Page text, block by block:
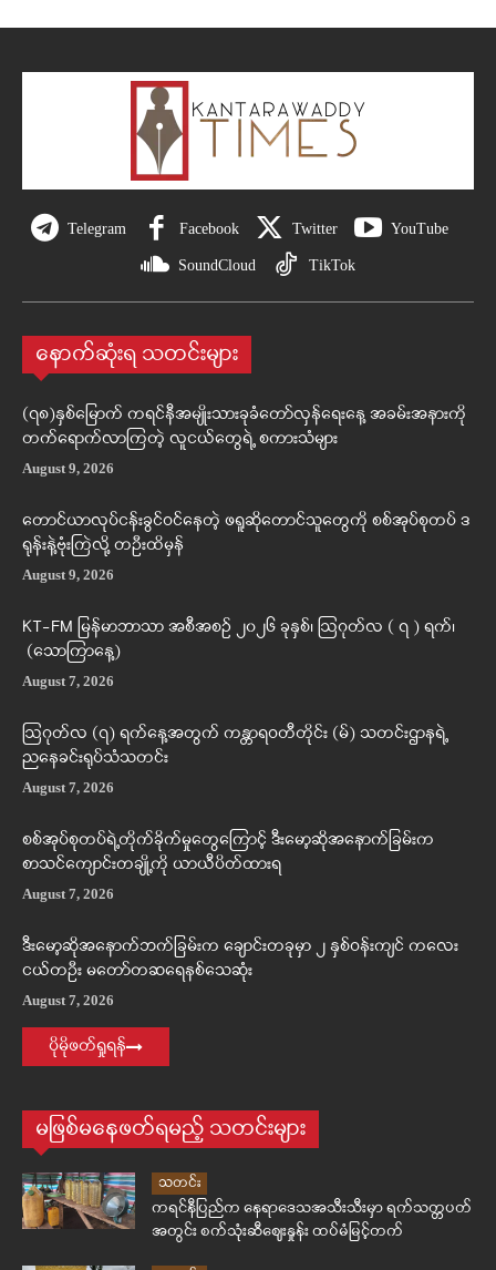
Telegram Facebook Twitter YouTube
SoundCloud TikTok
နောက်ဆုံးရ သတင်းများ
(၇၈)နှစ်မြောက် ကရင်နီအမျိုးသားခုခံတော်လှန်ရေးနေ့ အခမ်းအနားကို
တက်ရောက်လာကြတဲ့ လူငယ်တွေရဲ့ စကားသံများ
August 9, 2026
တောင်ယာလုပ်ငန်းခွင်ဝင်နေတဲ့ ဖရူဆိုတောင်သူတွေကို စစ်အုပ်စုတပ် ဒ
ရုန်းနဲ့ဗုံးကြဲလို့ တဦးထိမှန်
August 9, 2026
KT-FM မြန်မာဘာသာ အစီအစဉ် ၂၀၂၆ ခုနှစ်၊ ဩဂုတ်လ ( ၇ ) ရက်၊
(သောကြာနေ့)
August 7, 2026
ဩဂုတ်လ (၇) ရက်နေ့အတွက် ကန္တာရဝတီတိုင်း (မ်) သတင်းဌာနရဲ့
ညနေခင်းရုပ်သံသတင်း
August 7, 2026
စစ်အုပ်စုတပ်ရဲ့တိုက်ခိုက်မှုတွေကြောင့် ဒီးမော့ဆိုအနောက်ခြမ်းက
စာသင်ကျောင်းတချို့ကို ယာယီပိတ်ထားရ
August 7, 2026
ဒီးမော့ဆိုအနောက်ဘက်ခြမ်းက ချောင်းတခုမှာ ၂ နှစ်ဝန်းကျင် ကလေး
ငယ်တဦး မတော်တဆရေနစ်သေဆုံး
August 7, 2026
ပိုမိုဖတ်ရှုရန်
မဖြစ်မနေဖတ်ရမည့် သတင်းများ
သတင်း
ကရင်နီပြည်က နေရာဒေသအသီးသီးမှာ ရက်သတ္တပတ်
အတွင်း စက်သုံးဆီဈေးနှုန်း ထပ်မံမြင့်တက်